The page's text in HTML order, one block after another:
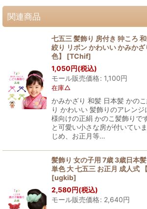
関連商品
七五三 髪飾り 房付き 狆ころ
絞り リボン かわいい かみか
色】
[TChif]
1,050円(税込)
モール販売価格: 1,100円
在庫△
かみかざり 和髪 日本髪 かの
り かわいい 髪飾りのアレン
様向けの正絹 かのこ髪飾りで
と可愛い小さな房が付いてい
じめ、お正月等…
髪飾り 女の子用 7歳 3歳日本
単色 大 七五三 お正月 成人式
[ugkib]
2,580円(税込)
モール販売価格: 2,640円